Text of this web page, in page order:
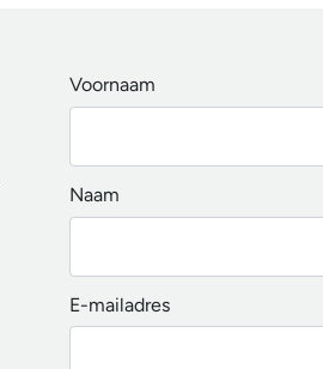
Voornaam
Naam
E-mailadres